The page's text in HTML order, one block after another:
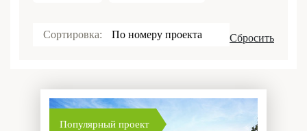
Сортировка: По номеру проекта Сбросить
Популярный проект